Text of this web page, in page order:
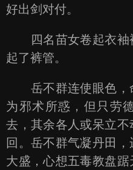
好出剑对付。
四名苗女卷起衣袖
起了裤管。
岳不群连使眼色，
为邪术所惑，但只劳
去，其余各人或呆立
回。岳不群气凝丹田
大盛，心想五毒教盘